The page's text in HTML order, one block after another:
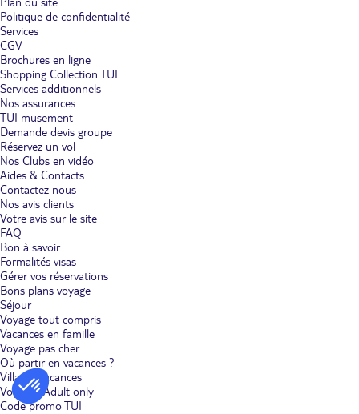
Politique de confidentialité
Services
CGV
Brochures en ligne
Shopping Collection TUI
Services additionnels
Nos assurances
TUI musement
Demande devis groupe
Réservez un vol
Nos Clubs en vidéo
Aides & Contacts
Contactez nous
Nos avis clients
Votre avis sur le site
FAQ
Bon à savoir
Formalités visas
Gérer vos réservations
Bons plans voyage
Séjour
Voyage tout compris
Vacances en famille
Voyage pas cher
Où partir en vacances ?
Villages vacances
Voyages Adult only
Code promo TUI